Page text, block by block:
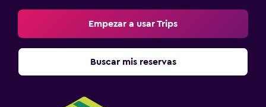
Empezar a usar Trips
Buscar mis reservas